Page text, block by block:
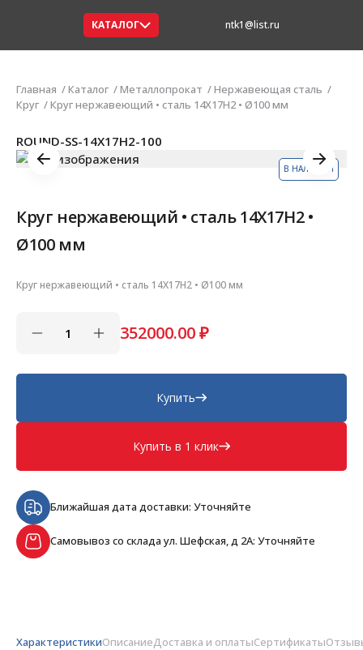
КАТАЛОГ ntk1@list.ru
Главная Каталог Металлопрокат
Нержавеющая сталь
Круг
Круг нержавеющий • сталь 14Х17Н2 • Ø100 мм
В НАЛИЧИИ
ROUND-SS-14Х17Н2-100
Круг нержавеющий • сталь 14Х17Н2 •
Ø100 мм
Круг нержавеющий • сталь 14Х17Н2 • Ø100 мм
352000.00₽
Купить
Купить в 1 клик
Ближайшая дата доставки: Уточняйте
Самовывоз со склада ул. Шефская, д 2А: Уточняйте
ХарактеристикиОписаниеДоставка и оплатыСертификаты